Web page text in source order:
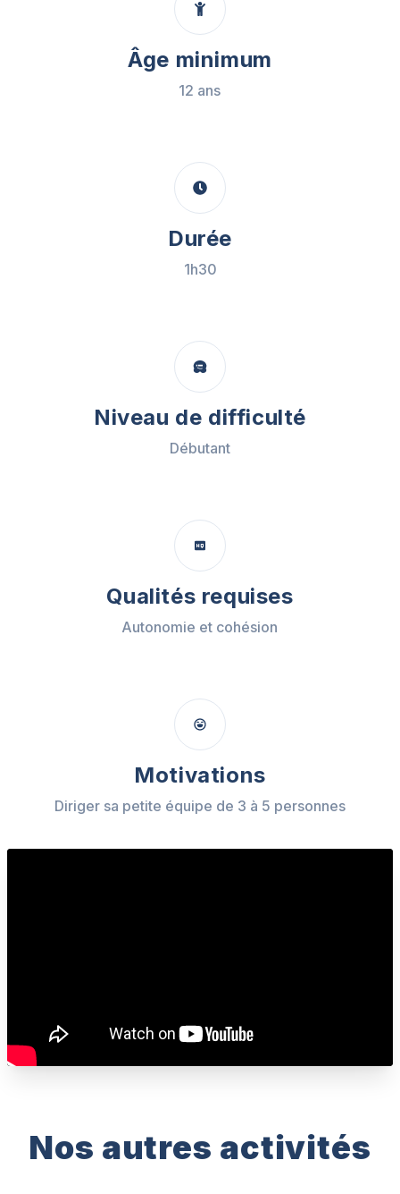
Âge minimum
12 ans
Durée
1h30
Niveau de difficulté
Débutant
Qualités requises
Autonomie et cohésion
Motivations
Diriger sa petite équipe de 3 à 5 personnes
Nos autres activités